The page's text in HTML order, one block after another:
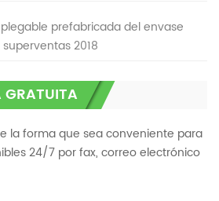
prefabricada del envase
2018
GRATUITA
la forma que sea conveniente para
24/7 por fax, correo electrónico